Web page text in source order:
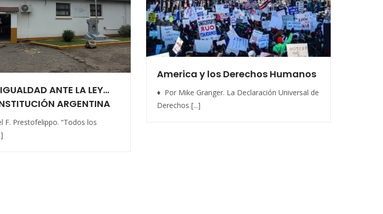
ANTE LA LEY…
ARGENTINA
Prestofelippo. “Todos los
America y los Derechos Humanos
♦ Por Mike Granger. La Declaración Universal de
Derechos [...]